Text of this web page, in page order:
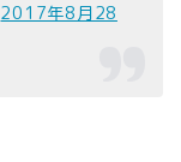
2017年8月28